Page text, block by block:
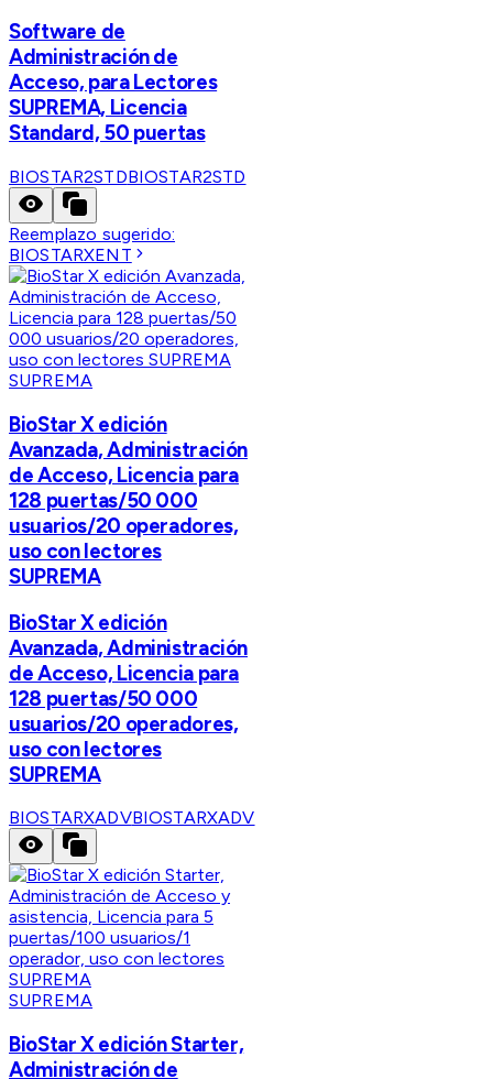
Software de
Administración de
Acceso, para Lectores
SUPREMA, Licencia
Standard, 50 puertas
BIOSTAR2STDBIOSTAR2STD
Reemplazo sugerido:
BIOSTARXENT
SUPREMA
BioStar X edición
Avanzada, Administración
de Acceso, Licencia para
128 puertas/50 000
usuarios/20 operadores,
uso con lectores
SUPREMA
BioStar X edición
Avanzada, Administración
de Acceso, Licencia para
128 puertas/50 000
usuarios/20 operadores,
uso con lectores
SUPREMA
BIOSTARXADVBIOSTARXADV
SUPREMA
BioStar X edición Starter,
Administración de